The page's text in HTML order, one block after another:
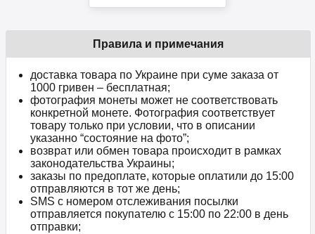
Правила и примечания
доставка товара по Украине при суме заказа от
1000 гривен – бесплатная;
фотография монеты может не соответствовать
конкретной монете. Фотография соответствует
товару только при условии, что в описании
указанно “состояние на фото”;
возврат или обмен товара происходит в рамках
законодательства Украины;
заказы по предоплате, которые оплатили до 15:00
отправляются в тот же день;
SMS с номером отслеживания посылки
отправляется покупателю с 15:00 по 22:00 в день
отправки;